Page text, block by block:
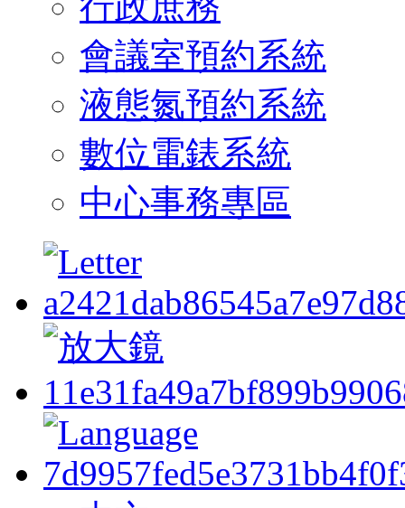
會議室預約系統
液態氮預約系統
數位電錶系統
中心事務專區